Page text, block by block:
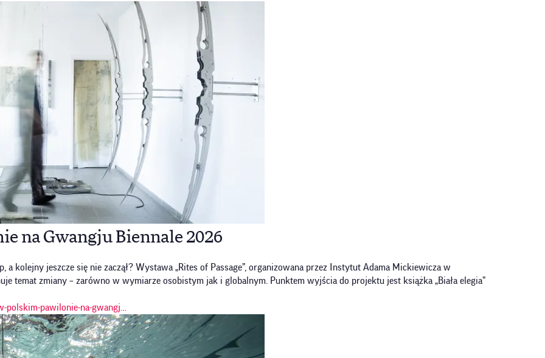
na Gwangju Biennale 2026
kolejny jeszcze się nie zaczął? Wystawa „Rites of Passage”, organizowana przez Instytut Adama Mickiewicza w
temat zmiany – zarówno w wymiarze osobistym jak i globalnym. Punktem wyjścia do projektu jest książka „Biała elegia”
pawilonie-na-gwangj…